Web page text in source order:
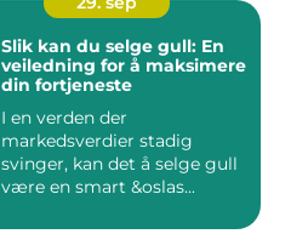
Slik kan du selge gull: En
veiledning for å maksimere
din fortjeneste
I en verden der
markedsverdier stadig
svinger, kan det å selge gull
være en smart &oslas...